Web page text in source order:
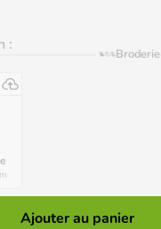
: Broderie
Ajouter au panier